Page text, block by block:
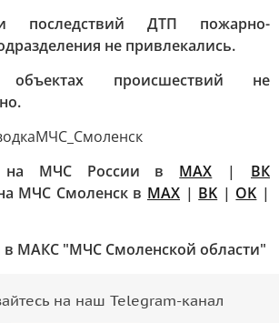
последствий ДТП пожарно-
не привлекались.
происшествий не
на МЧС России в MAX | ВК
МЧС Смоленск в MAX | BK | OK |
в МАКС "МЧС Смоленской области"
на наш Telegram-канал